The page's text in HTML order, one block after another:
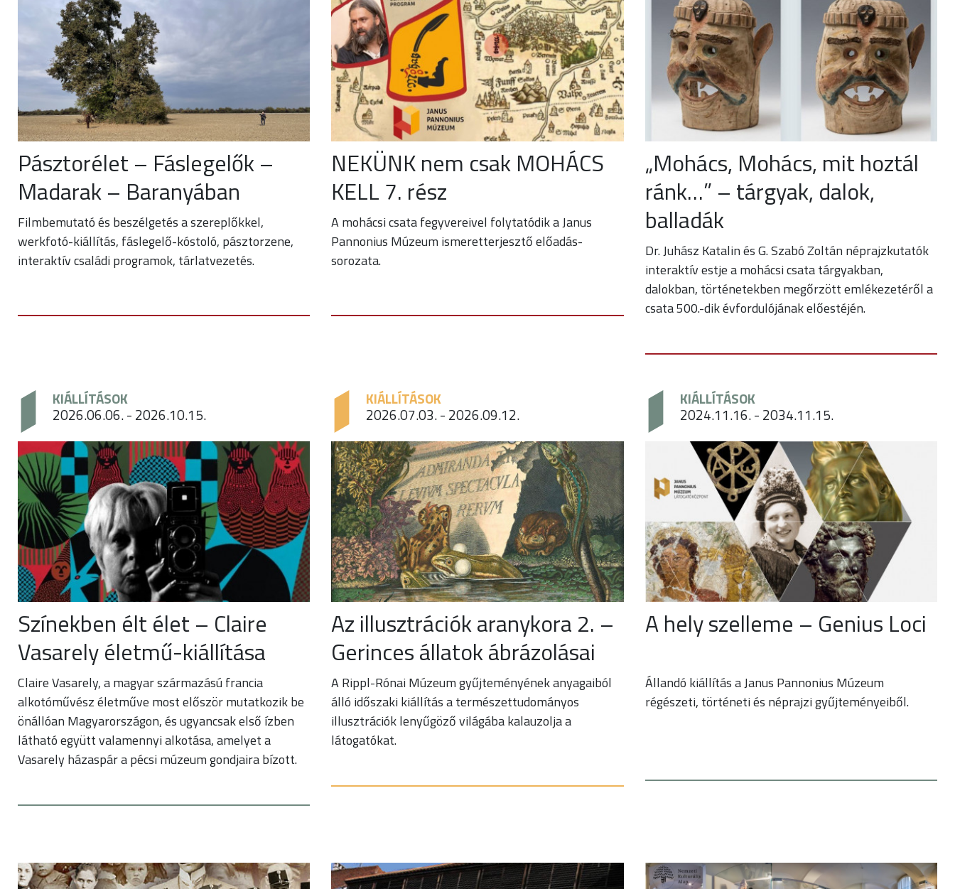
Pásztorélet – Fáslegelők –
Madarak – Baranyában
Filmbemutató és beszélgetés a szereplőkkel,
werkfotó-kiállítás, fáslegelő-kóstoló, pásztorzene,
interaktív családi programok, tárlatvezetés.
NEKÜNK nem csak MOHÁCS
KELL 7. rész
A mohácsi csata fegyvereivel folytatódik a Janus
Pannonius Múzeum ismeretterjesztő előadás-
sorozata.
„Mohács, Mohács, mit hoztál
ránk…” – tárgyak, dalok,
balladák
Dr. Juhász Katalin és G. Szabó Zoltán néprajzkutatók
interaktív estje a mohácsi csata tárgyakban,
dalokban, történetekben megőrzött emlékezetéről a
csata 500.-dik évfordulójának előestéjén.
KIÁLLÍTÁSOK
2026.06.06. - 2026.10.15.
Színekben élt élet – Claire
Vasarely életmű-kiállítása
Claire Vasarely, a magyar származású francia
alkotóművész életműve most először mutatkozik be
önállóan Magyarországon, és ugyancsak első ízben
látható együtt valamennyi alkotása, amelyet a
Vasarely házaspár a pécsi múzeum gondjaira bízott.
KIÁLLÍTÁSOK
2026.07.03. - 2026.09.12.
Az illusztrációk aranykora 2. –
Gerinces állatok ábrázolásai
A Rippl-Rónai Múzeum gyűjteményének anyagaiból
álló időszaki kiállítás a természettudományos
illusztrációk lenyűgöző világába kalauzolja a
látogatókat.
KIÁLLÍTÁSOK
2024.11.16. - 2034.11.15.
A hely szelleme – Genius Loci
Állandó kiállítás a Janus Pannonius Múzeum
régészeti, történeti és néprajzi gyűjteményeiből.